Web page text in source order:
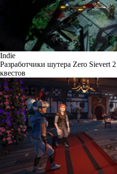
Indie
Разработчики шутера Zero Sievert
квестов